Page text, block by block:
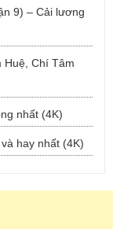
9) – Cải lương
Huệ, Chí Tâm
nhất (4K)
hay nhất (4K)